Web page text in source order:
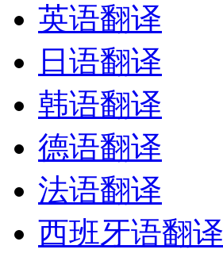
英语翻译
日语翻译
韩语翻译
德语翻译
法语翻译
西班牙语翻译